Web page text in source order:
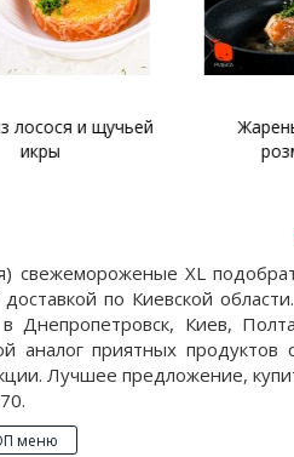
щучьей
Жареный лосось
розмарином
свежемороженые XL
доставкой по Киевской
Днепропетровск, Киев,
аналог приятных продуктов
Лучшее предложение,
меню